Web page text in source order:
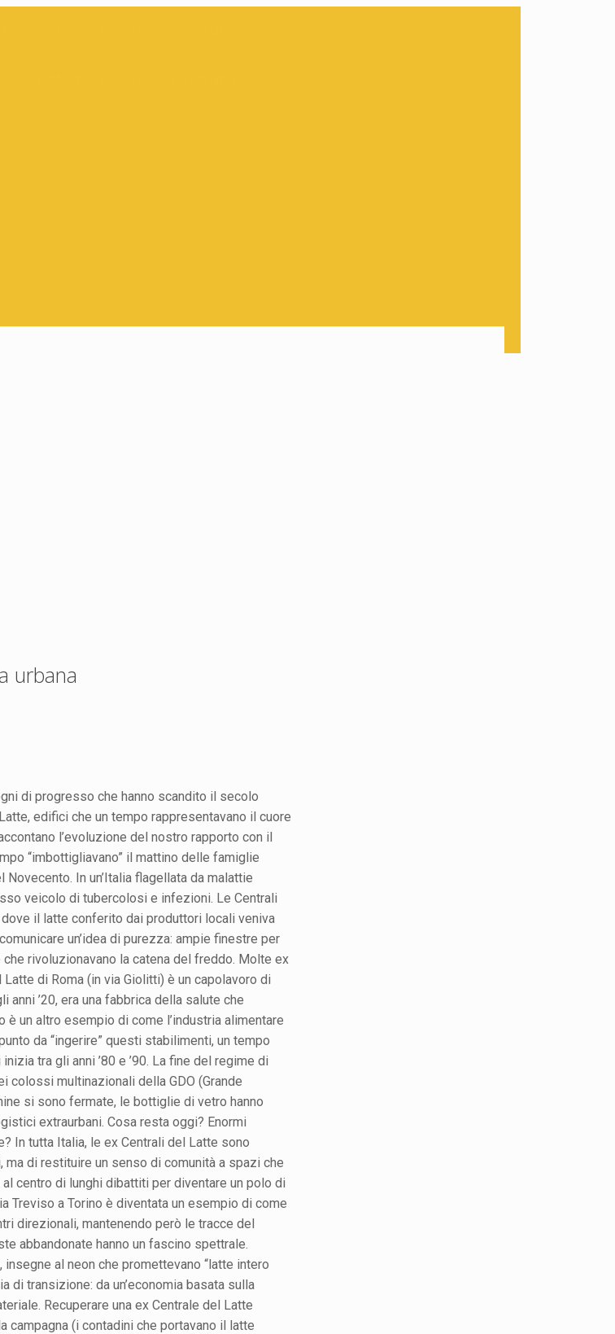
urbana
di progresso che hanno scandito il secolo
edifici che un tempo rappresentavano il cuore
l’evoluzione del nostro rapporto con il
“imbottigliavano” il mattino delle famiglie
In un’Italia flagellata da malattie
veicolo di tubercolosi e infezioni. Le Centrali
il latte conferito dai produttori locali veniva
un’idea di purezza: ampie finestre per
rivoluzionavano la catena del freddo. Molte ex
di Roma (in via Giolitti) è un capolavoro di
’20, era una fabbrica della salute che
un altro esempio di come l’industria alimentare
da “ingerire” questi stabilimenti, un tempo
tra gli anni ’80 e ’90. La fine del regime di
multinazionali della GDO (Grande
si sono fermate, le bottiglie di vetro hanno
extraurbani. Cosa resta oggi? Enormi
In tutta Italia, le ex Centrali del Latte sono
di restituire un senso di comunità a spazi che
centro di lunghi dibattiti per diventare un polo di
Treviso a Torino è diventata un esempio di come
direzionali, mantenendo però le tracce del
abbandonate hanno un fascino spettrale.
al neon che promettevano “latte intero
di transizione: da un’economia basata sulla
Recuperare una ex Centrale del Latte
(i contadini che portavano il latte